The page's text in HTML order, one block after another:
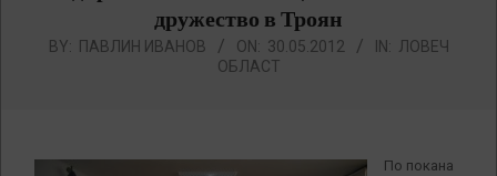
дружество в Троян
BY: ПАВЛИН ИВАНОВ ON: 30.05.2012 IN: ЛОВЕЧ
ОБЛАСТ
По покана